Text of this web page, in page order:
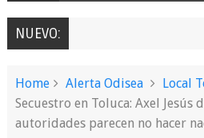
NUEVO:
Home Alerta Odisea Local
Secuestro en Toluca: Axel Jesús
autoridades parecen no hacer